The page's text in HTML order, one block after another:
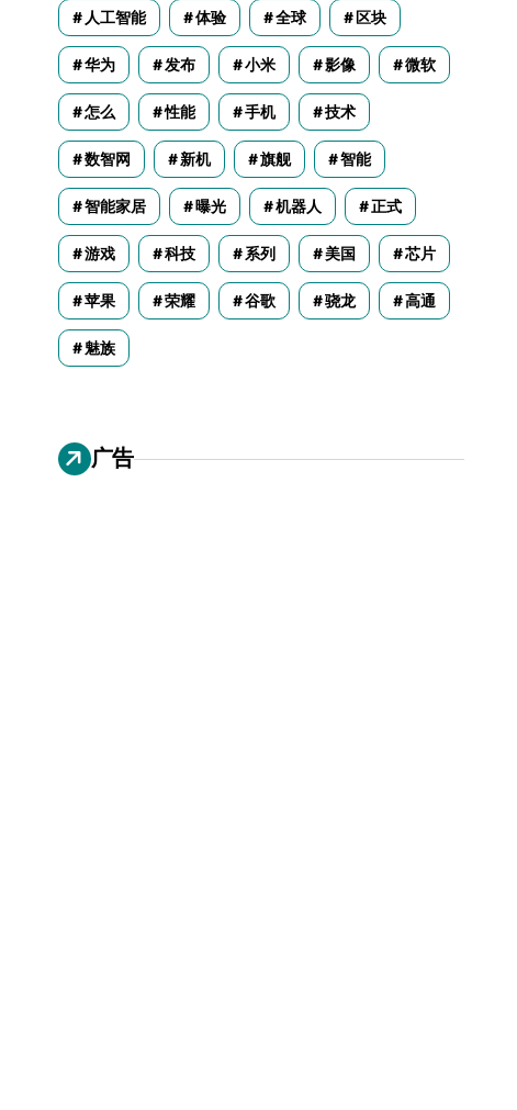
人工智能 体验 全球 区块
华为 发布 小米 影像 微软
怎么 性能 手机 技术
数智网 新机 旗舰 智能
智能家居 曝光 机器人 正式
游戏 科技 系列 美国 芯片
苹果 荣耀 谷歌 骁龙 高通
魅族
广告